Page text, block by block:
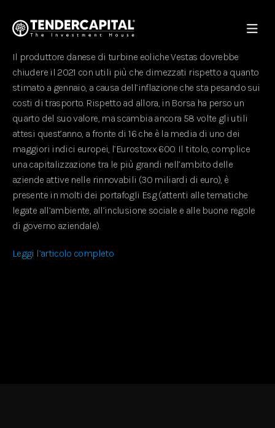
Il produttore danese di turbine eoliche Vestas dovrebbe
chiudere il 2021 con utili più che dimezzati rispetto a quanto
stimato a gennaio, a causa dell’inflazione che sta pesando sui
costi di trasporto. Rispetto ad allora, in Borsa ha perso un
quarto del suo valore, ma scambia ancora 58 volte gli utili
attesi quest’anno, a fronte di 16 che è la media di uno dei
maggiori indici europei, l’Eurostoxx 600. Il titolo, complice
una capitalizzazione tra le più grandi nell’ambito delle
aziende attive nelle rinnovabili (30 miliardi di euro), è
presente in molti dei portafogli Esg (attenti alle tematiche
legate all’ambiente, all’inclusione sociale e alle buone regole
di governo aziendale).
Leggi l’articolo completo